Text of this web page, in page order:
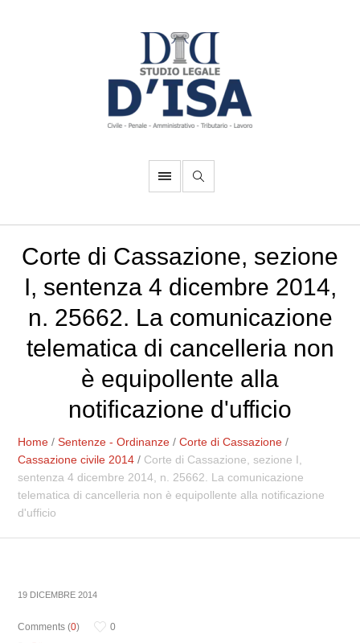
Corte di Cassazione, sezione
I, sentenza 4 dicembre 2014,
n. 25662. La comunicazione
telematica di cancelleria non
è equipollente alla
notificazione d'ufficio
Home /Sentenze - Ordinanze /Corte di Cassazione /
Cassazione civile 2014 / Corte di Cassazione, sezione I,
sentenza 4 dicembre 2014, n. 25662. La comunicazione
telematica di cancelleria non è equipollente alla notificazione
d'ufficio
19 DICEMBRE 2014
Comments (0)
0